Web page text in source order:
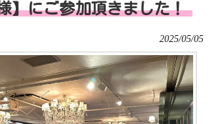
】にご参加頂きました！
2025/05/05